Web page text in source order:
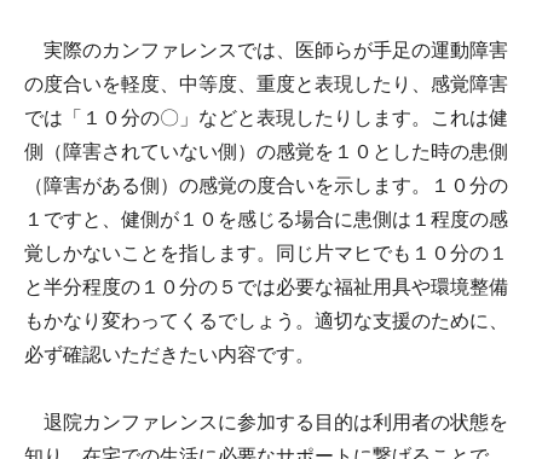
実際のカンファレンスでは、医師らが手足の運動障害
の度合いを軽度、中等度、重度と表現したり、感覚障害
では「１０分の〇」などと表現したりします。これは健
側（障害されていない側）の感覚を１０とした時の患側
（障害がある側）の感覚の度合いを示します。１０分の
１ですと、健側が１０を感じる場合に患側は１程度の感
覚しかないことを指します。同じ片マヒでも１０分の１
と半分程度の１０分の５では必要な福祉用具や環境整備
もかなり変わってくるでしょう。適切な支援のために、
必ず確認いただきたい内容です。
退院カンファレンスに参加する目的は利用者の状態を